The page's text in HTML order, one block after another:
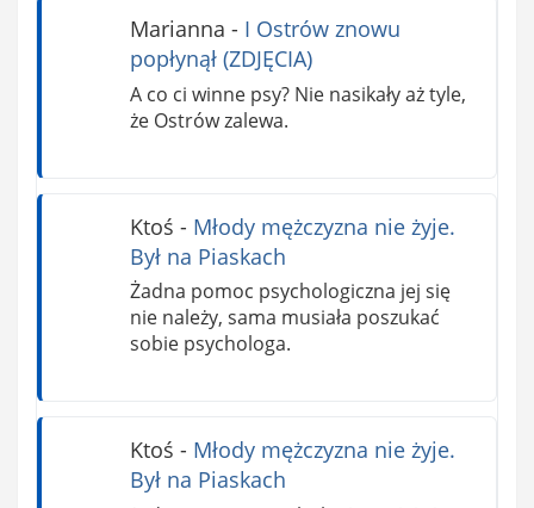
Marianna - I Ostrów znowu
popłynął (ZDJĘCIA)
A co ci winne psy? Nie nasikały aż tyle,
że Ostrów zalewa.
Ktoś - Młody mężczyzna nie żyje.
Był na Piaskach
Żadna pomoc psychologiczna jej się
nie należy, sama musiała poszukać
sobie psychologa.
Ktoś - Młody mężczyzna nie żyje.
Był na Piaskach